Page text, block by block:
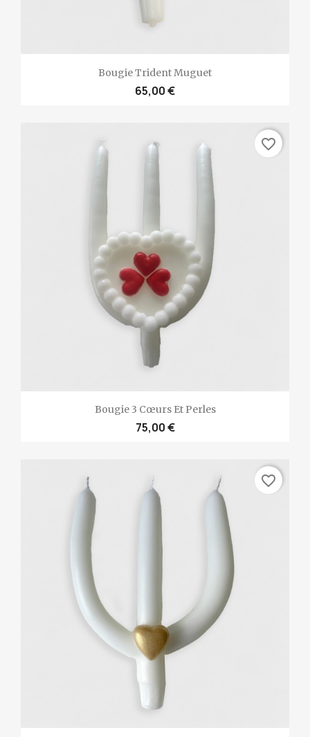
Bougie Trident Muguet
65,00 €
Bougie 3 Cœurs Et Perles
75,00 €
favorite_border
favorite_border